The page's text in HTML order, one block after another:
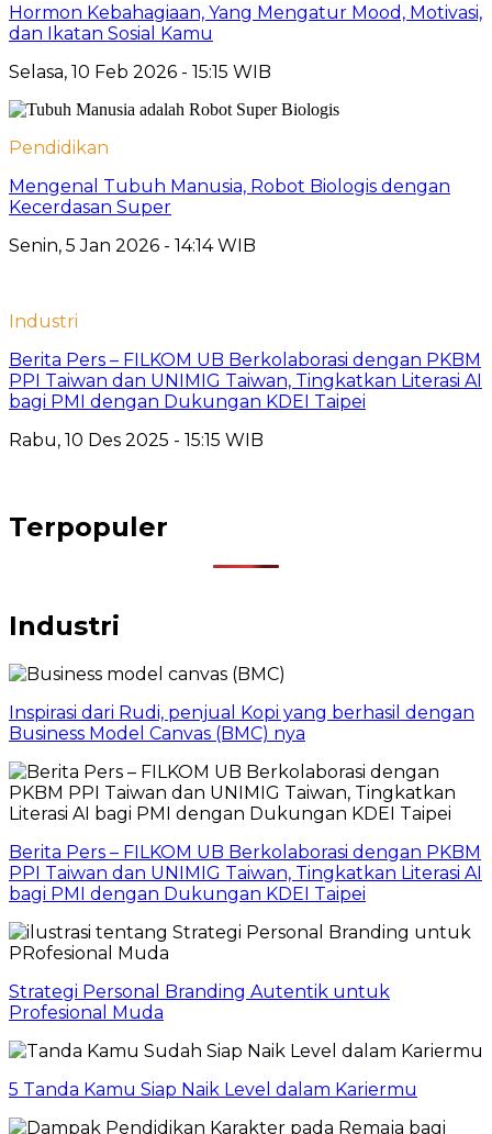
Hormon Kebahagiaan, Yang Mengatur Mood, Motivasi,
dan Ikatan Sosial Kamu
Selasa, 10 Feb 2026 - 15:15 WIB
Pendidikan
Mengenal Tubuh Manusia, Robot Biologis dengan
Kecerdasan Super
Senin, 5 Jan 2026 - 14:14 WIB
Industri
Berita Pers – FILKOM UB Berkolaborasi dengan PKBM
PPI Taiwan dan UNIMIG Taiwan, Tingkatkan Literasi AI
bagi PMI dengan Dukungan KDEI Taipei
Rabu, 10 Des 2025 - 15:15 WIB
Terpopuler
Industri
Inspirasi dari Rudi, penjual Kopi yang berhasil dengan
Business Model Canvas (BMC) nya
Berita Pers – FILKOM UB Berkolaborasi dengan PKBM
PPI Taiwan dan UNIMIG Taiwan, Tingkatkan Literasi AI
bagi PMI dengan Dukungan KDEI Taipei
Strategi Personal Branding Autentik untuk
Profesional Muda
5 Tanda Kamu Siap Naik Level dalam Kariermu